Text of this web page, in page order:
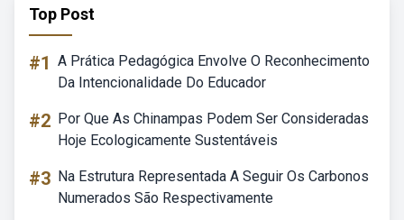
Top Post
#1 A Prática Pedagógica Envolve O Reconhecimento
Da Intencionalidade Do Educador
#2 Por Que As Chinampas Podem Ser Consideradas
Hoje Ecologicamente Sustentáveis
#3 Na Estrutura Representada A Seguir Os Carbonos
Numerados São Respectivamente